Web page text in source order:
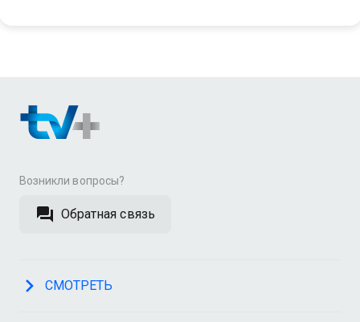
Возникли вопросы?
Обратная связь
СМОТРЕТЬ